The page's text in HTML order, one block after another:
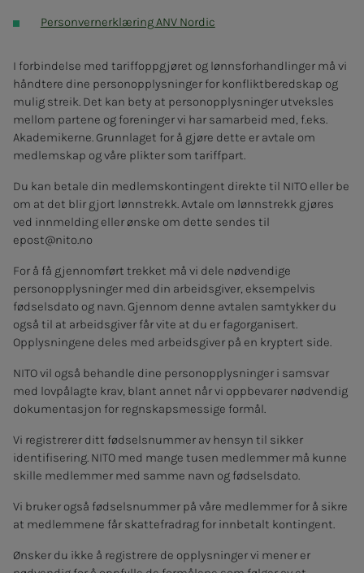
Personvernerklæring ANV Nordic
I forbindelse med tariffoppgjøret og lønnsforhandlinger må vi
håndtere dine personopplysninger for konfliktberedskap og
mulig streik. Det kan bety at personopplysninger utveksles
mellom partene og foreninger vi har samarbeid med, f.eks.
Akademikerne. Grunnlaget for å gjøre dette er avtale om
medlemskap og våre plikter som tariffpart.
Du kan betale din medlemskontingent direkte til NITO eller be
om at det blir gjort lønnstrekk. Avtale om lønnstrekk gjøres
ved innmelding eller ønske om dette sendes til
epost@nito.no
For å få gjennomført trekket må vi dele nødvendige
personopplysninger med din arbeidsgiver, eksempelvis
fødselsdato og navn. Gjennom denne avtalen samtykker du
også til at arbeidsgiver får vite at du er fagorganisert.
Opplysningene deles med arbeidsgiver på en kryptert side.
NITO vil også behandle dine personopplysninger i samsvar
med lovpålagte krav, blant annet når vi oppbevarer nødvendig
dokumentasjon for regnskapsmessige formål.
Vi registrerer ditt fødselsnummer av hensyn til sikker
identifisering. NITO med mange tusen medlemmer må kunne
skille medlemmer med samme navn og fødselsdato.
Vi bruker også fødselsnummer på våre medlemmer for å sikre
at medlemmene får skattefradrag for innbetalt kontingent.
Ønsker du ikke å registrere de opplysninger vi mener er